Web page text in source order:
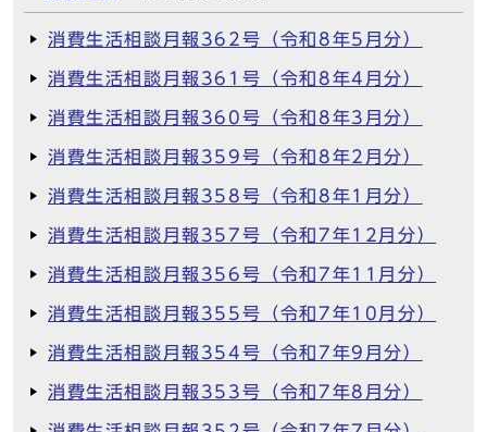
消費生活相談月報362号（令和8年5月分）
消費生活相談月報361号（令和8年4月分）
消費生活相談月報360号（令和8年3月分）
消費生活相談月報359号（令和8年2月分）
消費生活相談月報358号（令和8年1月分）
消費生活相談月報357号（令和7年12月分）
消費生活相談月報356号（令和7年11月分）
消費生活相談月報355号（令和7年10月分）
消費生活相談月報354号（令和7年9月分）
消費生活相談月報353号（令和7年8月分）